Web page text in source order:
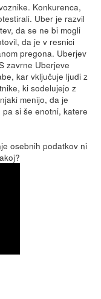
Konkurenca,
Uber je razvil
da se ne bi mogli
da je v resnici
pregona. Uberjev
zavrne Uberjeve
kar vključuje ljudi z
ki sodelujejo z
menijo, da je
si še enotni, katere
osebnih podatkov ni